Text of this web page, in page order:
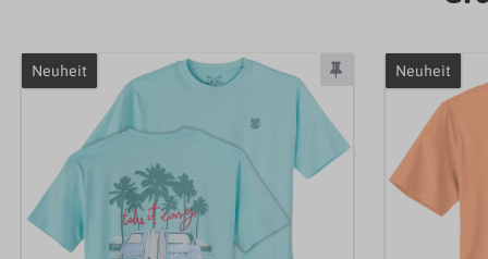
Neuheit Neuheit